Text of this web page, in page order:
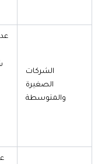
الشركات
الصغيرة
والمتوسطة